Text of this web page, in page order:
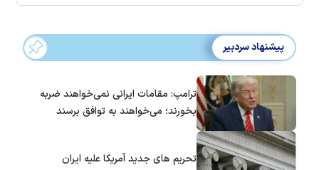
پیشنهاد سردبیر
ترامپ: مقامات ایرانی نمی‌خواهند ضربه
بخورند؛ می‌خواهند به توافق برسند
تحریم های جدید آمریکا علیه ایران